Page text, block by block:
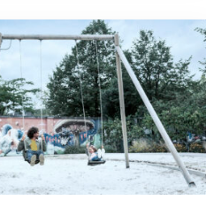
BELEGGINGSJAAR 2021”